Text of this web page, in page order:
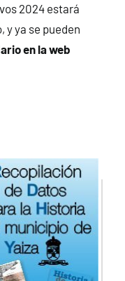
2024 estará
y ya se pueden
en la web